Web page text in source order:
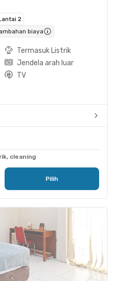
2
biaya
Termasuk Listrik
Jendela arah luar
TV
cleaning
Pilih